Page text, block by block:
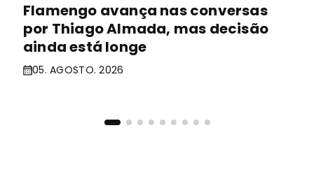
Flamengo avança nas conversas
por Thiago Almada, mas decisão
ainda está longe
05. AGOSTO. 2026